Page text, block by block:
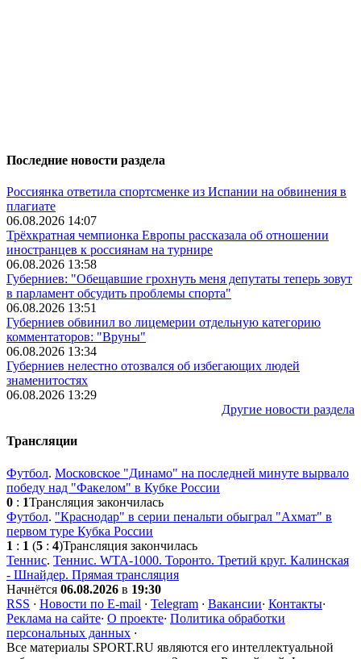
Последние новости раздела
Россиянка ответила спортсменке из Испании на обвинения в
плагиате
06.08.2026 14:07
Трёхкратная чемпионка Европы рассказала об отношении
иностранцев к россиянам на турнире
06.08.2026 13:58
Губерниев: "Обещавшие грохнуть меня депутаты теперь зовут
в парламент обсудить проблемы спорта"
06.08.2026 13:51
Губерниев обвинил во лицемерии отдельную категорию
комментаторов: "Вруны"
06.08.2026 13:34
Губерниев нелестно отозвался об избегающих людей
знаменитостях
06.08.2026 13:29
Другие новости раздела
Трансляции
Футбол. Московское "Динамо" на последней минуте вырвало
победу над "Факелом" в Кубке России
0 : 1Трансляция закончилась
Футбол. "Краснодар" в серии пенальти обыграл "Ахмат" в
первом туре Кубка России
1 : 1 (5 : 4)Трансляция закончилась
Теннис. Теннис. WTA-1000. Торонто. Третий круг. Калинская
- Шнайдер. Прямая трансляция
Начнётся 06.08.2026 в 19:30
RSS · Новости по E-mail · Telegram · Вакансии· Контакты·
Реклама на сайте· О проекте· Политика обработки
персональных данных ·
Все материалы SPORT.RU являются его интеллектуальной